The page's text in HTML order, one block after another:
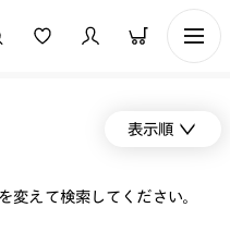
表示順
変えて検索してください。